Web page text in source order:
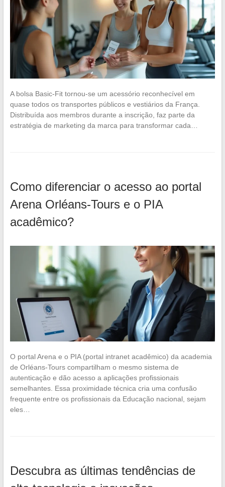
A bolsa Basic-Fit tornou-se um acessório reconhecível em
quase todos os transportes públicos e vestiários da França.
Distribuída aos membros durante a inscrição, faz parte da
estratégia de marketing da marca para transformar cada…
Como diferenciar o acesso ao portal
Arena Orléans-Tours e o PIA
acadêmico?
O portal Arena e o PIA (portal intranet acadêmico) da academia
de Orléans-Tours compartilham o mesmo sistema de
autenticação e dão acesso a aplicações profissionais
semelhantes. Essa proximidade técnica cria uma confusão
frequente entre os profissionais da Educação nacional, sejam
eles…
Descubra as últimas tendências de